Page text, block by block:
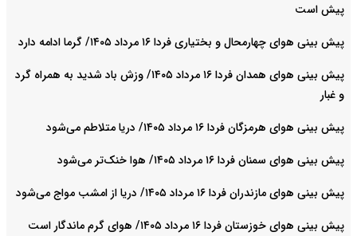
پیش است
پیش بینی هوای چهارمحال و بختیاری فردا ۱۶ مرداد ۱۴۰۵/ گرما ادامه دارد
پیش بینی هوای همدان فردا ۱۶ مرداد ۱۴۰۵/ وزش باد شدید به همراه گرد
و غبار
پیش بینی هوای هرمزگان فردا ۱۶ مرداد ۱۴۰۵/ دریا متلاطم می‌شود
پیش بینی هوای سمنان فردا ۱۶ مرداد ۱۴۰۵/ هوا خنک‌تر می‌شود
پیش بینی هوای مازندران فردا ۱۶ مرداد ۱۴۰۵/ دریا از امشب مواج می‌شود
پیش بینی هوای خوزستان فردا ۱۶ مرداد ۱۴۰۵/ هوای گرم ماندگار است